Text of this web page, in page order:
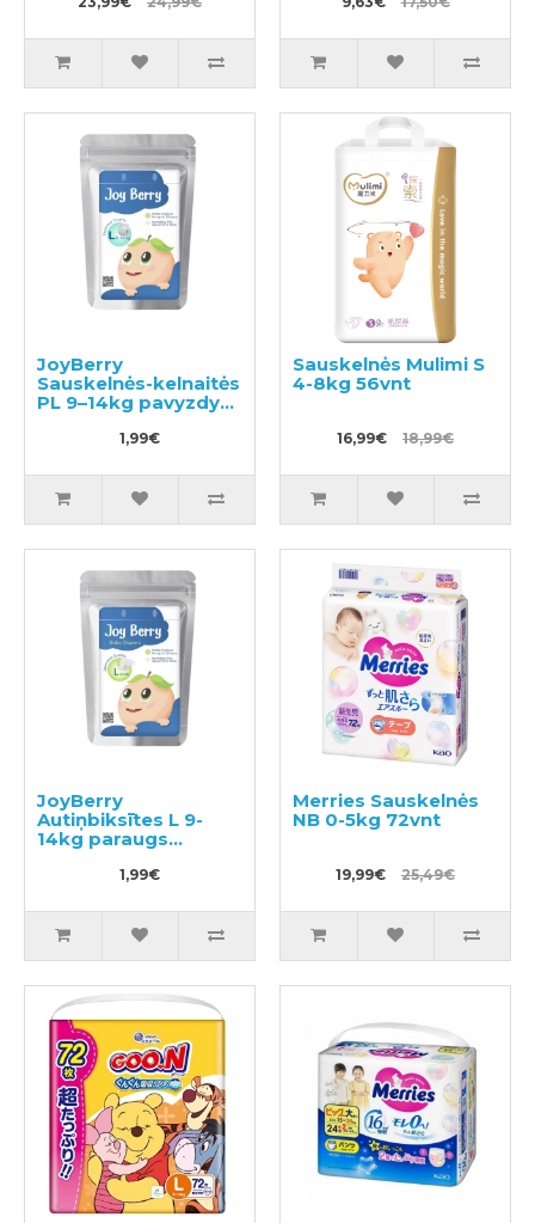
JoyBerry
Sauskelnės-kelnaitės
PL 9–14kg pavyzdys
1,99€
Sauskelnės Mulimi S
4-8kg 56vnt
16,99€ 18,99€
JoyBerry
Autiņbiksītes L 9-
14kg paraugs
1,99€
Merries Sauskelnės
NB 0-5kg 72vnt
19,99€ 25,49€